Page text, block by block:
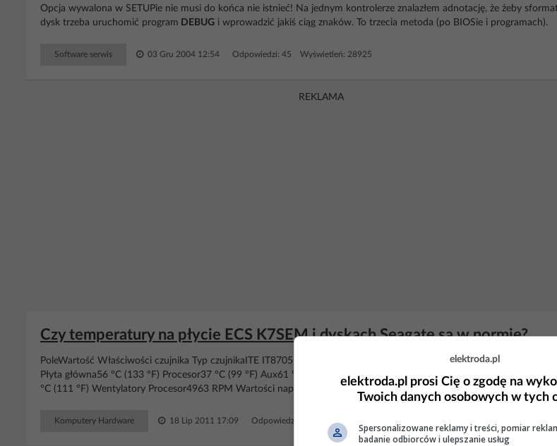
Opcja wywalona w SETUPie nie musi do końca nie istnieć! Na jednym kontrolerze znalazłem adnotację, że żeby
dysk trzeba uruchomić program DEBUG i wprowadzić jakiś ciąg znaków. To trzecia metoda (po BIOSie i programach).
Software serwis 03 Gru 2004 12:54 Odpowiedzi: 45 Wyświetleń: 28925
REKLAMA
Czy temperatury na płycie ECS K7SEM i dyskach Seagate są w normie?
PoleWartość Właściwości czujnika Typ czujnikaITE IT8705F (ISA 290h) Nazwa płyty głównejECS K7SEM / K7SOM
Płyta główna56 °C (133 °F) Procesor37 °C (99 °F) Aux61 °C (142 °F)
Seagate ST320011A46 °C (115 °F) Seagate
°C (111 °F) Wentylatory Procesor4963 RPM Wartości napięć Napięcie rdzenia procesora1.76 V +2.5 V2.42 V +3.3 V3.25
Komputery Hardware 18 Lip 2011 17:09 Odpowiedzi: 7 Wyświetleń: 1095
elektroda.pl
elektroda.pl prosi Cię o zgodę na
Twoich danych osobowych w tych
Spersonalizowane reklamy i treści, pomiar
badanie odbiorców i ulepszanie usług